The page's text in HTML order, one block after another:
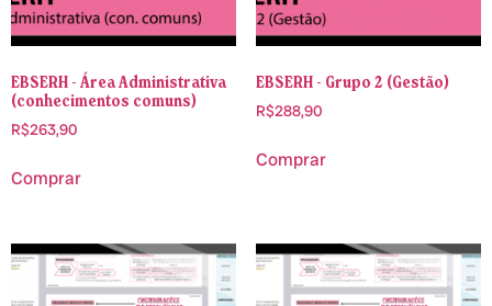
EBSERH - Área Administrativa
(conhecimentos comuns)
R$263,90
Comprar
EBSERH - Grupo 2 (Gestão)
R$288,90
Comprar